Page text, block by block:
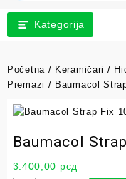
Kategorija
Početna / Keramičari /
Premazi / Baumacol
Baumacol
3.400,00 рсд